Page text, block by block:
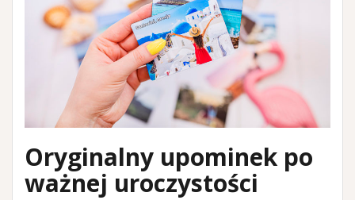
Oryginalny upominek po
ważnej uroczystości